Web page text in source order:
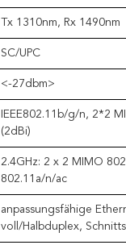
Tx 1310nm, Rx 1490nm
SC/UPC
<-27dbm>
IEEE802.11b/g/n, 2*2
(2dBi)
2.4GHz: 2 x 2 MIMO
802.11a/n/ac
anpassungsfähige
voll/Halbduplex,